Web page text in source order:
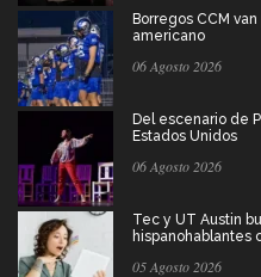
Borregos CCM
americano
06 Agosto 2026
Del escenario de
Estados Unidos
06 Agosto 2026
Tec y UT Austin
hispanohablantes
05 Agosto 2026